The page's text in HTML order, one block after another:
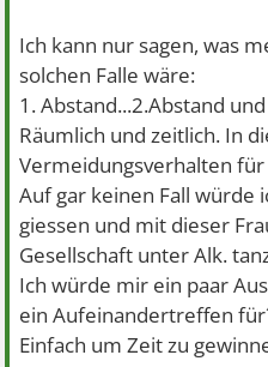
Ich kann nur sagen, was
solchen Falle wäre:
1. Abstand...2.Abstand
Räumlich und zeitlich. In
Vermeidungsverhalten
Auf gar keinen Fall würde
giessen und mit dieser
Gesellschaft unter Alk.
Ich würde mir ein paar
ein Aufeinandertreffen
Einfach um Zeit zu